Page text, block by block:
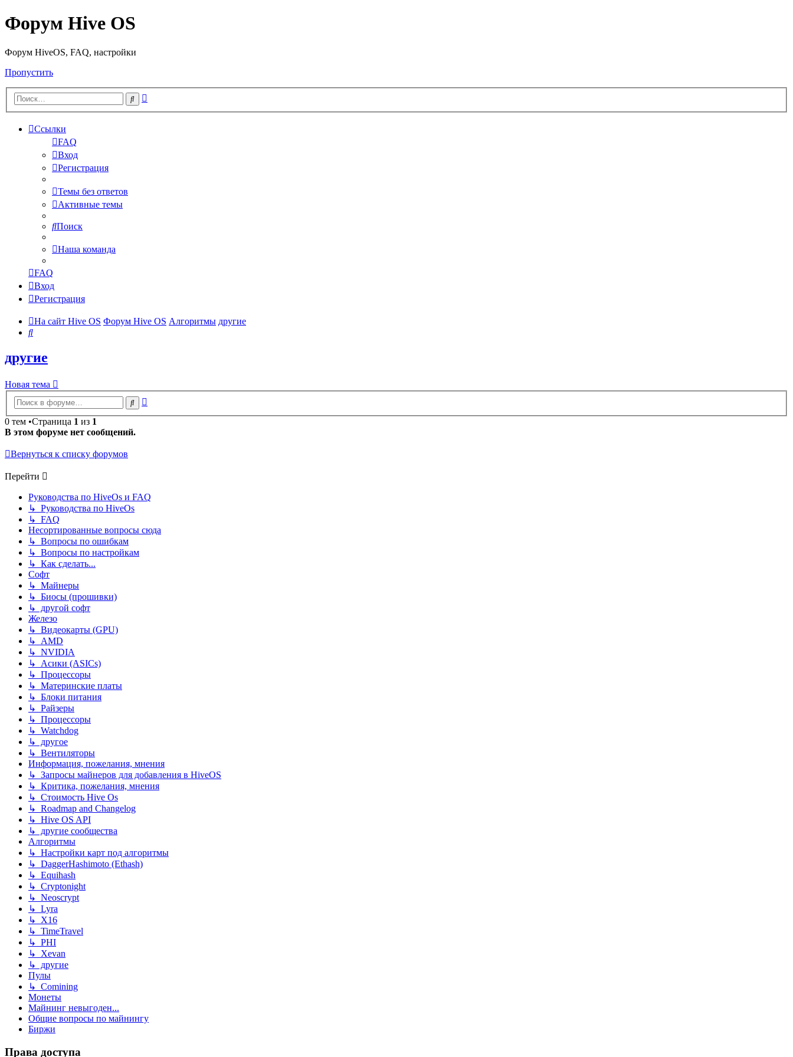
Форум Hive OS
Форум HiveOS, FAQ, настройки
Пропустить
Поиск
Ссылки
FAQ
Вход
Регистрация
Темы без ответов
Активные темы
Поиск
Наша команда
FAQ
Вход
Регистрация
На сайт Hive OS Форум Hive OS Алгоритмы другие
Поиск
другие
Новая тема
Поиск
0 тем •Страница 1 из 1
В этом форуме нет сообщений.
Вернуться к списку форумов
Перейти
Руководства по HiveOs и FAQ
↳ Руководства по HiveOs
↳ FAQ
Несортированные вопросы сюда
↳ Вопросы по ошибкам
↳ Вопросы по настройкам
↳ Как сделать...
Софт
↳ Майнеры
↳ Биосы (прошивки)
↳ другой софт
Железо
↳ Видеокарты (GPU)
↳ AMD
↳ NVIDIA
↳ Асики (ASICs)
↳ Процессоры
↳ Материнские платы
↳ Блоки питания
↳ Райзеры
↳ Процессоры
↳ Watchdog
↳ другое
↳ Вентиляторы
Информация, пожелания, мнения
↳ Запросы майнеров для добавления в HiveOS
↳ Критика, пожелания, мнения
↳ Стоимость Hive Os
↳ Roadmap and Changelog
↳ Hive OS API
↳ другие сообщества
Алгоритмы
↳ Настройки карт под алгоритмы
↳ DaggerHashimoto (Ethash)
↳ Equihash
↳ Cryptonight
↳ Neoscrypt
↳ Lyra
↳ X16
↳ TimeTravel
↳ PHI
↳ Xevan
↳ другие
Пулы
↳ Comining
Монеты
Майнинг невыгоден...
Общие вопросы по майнингу
Биржи
Права доступа